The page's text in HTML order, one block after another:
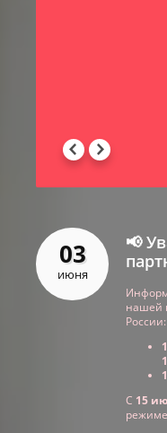
03
июня
📢
нашей
России:
С 15